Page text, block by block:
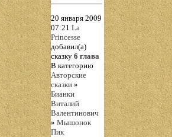
20 января 2009
07:21 La
Princesse
добавил(а)
сказку 6 глава
В категорию
Авторские
сказки »
Бианки
Виталий
Валентинович
» Мышонок
Пик